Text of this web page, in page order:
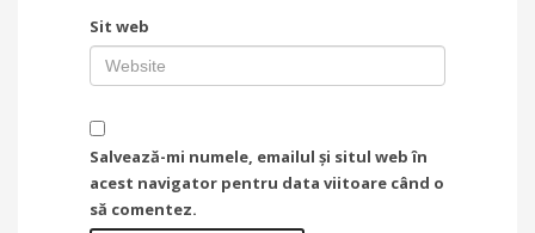
Sit web
Salvează-mi numele, emailul și situl web în
acest navigator pentru data viitoare când o
să comentez.